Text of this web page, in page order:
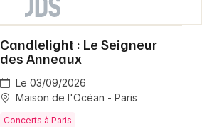
Candlelight : Le Seigneur
des Anneaux
Le 03/09/2026
Maison de l'Océan - Paris
Concerts à Paris